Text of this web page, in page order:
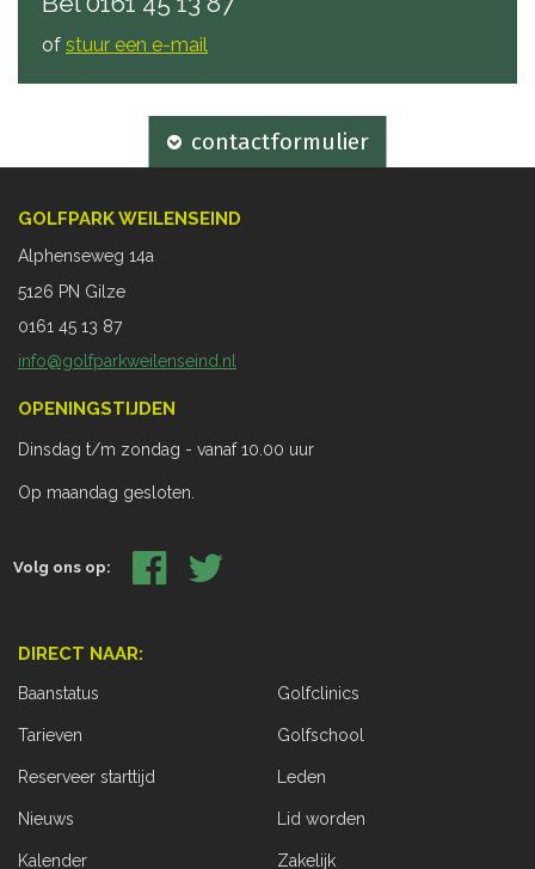
of stuur een e-mail
contactformulier
GOLFPARK WEILENSEIND
Alphenseweg 14a
5126 PN Gilze
0161 45 13 87
info@golfparkweilenseind.nl
OPENINGSTIJDEN
Dinsdag t/m zondag - vanaf 10.00 uur
Op maandag gesloten.
Volg ons op:
DIRECT NAAR:
Baanstatus
Tarieven
Reserveer starttijd
Nieuws
Kalender
Golfclinics
Golfschool
Leden
Lid worden
Zakelijk